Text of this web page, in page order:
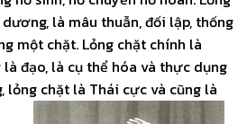
là mâu thuẫn, đối lập, thống
một chặt. Lỏng chặt chính là
đạo, là cụ thể hóa và thực dụng
lỏng chặt là Thái cực và cũng là